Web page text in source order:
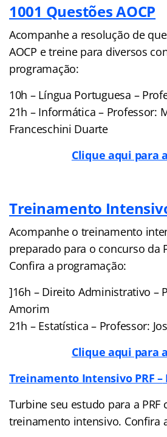
1001 Questões AOCP
Acompanhe a resolução de
AOCP e treine para diversos
programação:
10h – Língua Portuguesa –
21h – Informática – Professor:
Franceschini Duarte
Clique aqui para
Treinamento
Acompanhe o treinamento
preparado para o concurso da
Confira a programação:
]16h – Direito Administrativo –
Amorim
21h – Estatística – Professor:
Clique aqui para
Treinamento Intensivo PRF –
Turbine seu estudo para a PRF
treinamento intensivo. Confira